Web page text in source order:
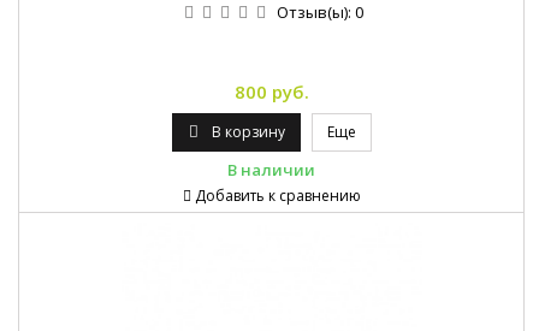
Отзыв(ы): 0
800 руб.
В корзину Еще
В наличии
Добавить к сравнению